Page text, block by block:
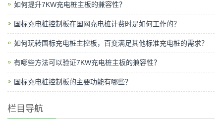
如何提升7KW充电桩主板的兼容性？
国标充电桩控制板在国网充电桩计费时是如何工作的？
如何玩转国标充电桩主控板，百变满足其他标准充电桩的需求？
有哪些方法可以验证7KW充电桩主板的兼容性？
国标充电桩控制板的主要功能有哪些？
栏目导航